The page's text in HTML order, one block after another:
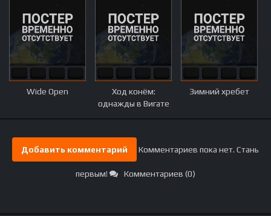
Wide Open
Ход конём:
однажды в Вигате
Зимний хребет
Добавить комментарий Комментариев пока нет. Стань
первым! Комментариев (0)